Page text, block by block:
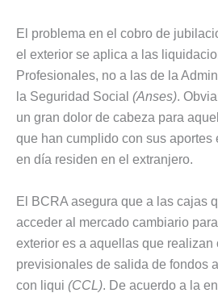
El problema en el cobro de
el exterior se aplica a las
Profesionales, no a las de la
la Seguridad Social (Anses).
un gran dolor de cabeza para
que han cumplido con sus aportes
en día residen en el extranjero.
El BCRA asegura que a las cajas
acceder al mercado cambiario
exterior es a aquellas que realizan
previsionales de salida de fondos
con liqui (CCL). De acuerdo a la